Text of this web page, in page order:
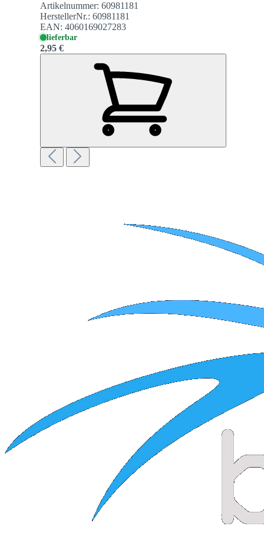
Artikelnummer: 60981181
HerstellerNr.: 60981181
EAN: 4060169027283
lieferbar
2,95 €